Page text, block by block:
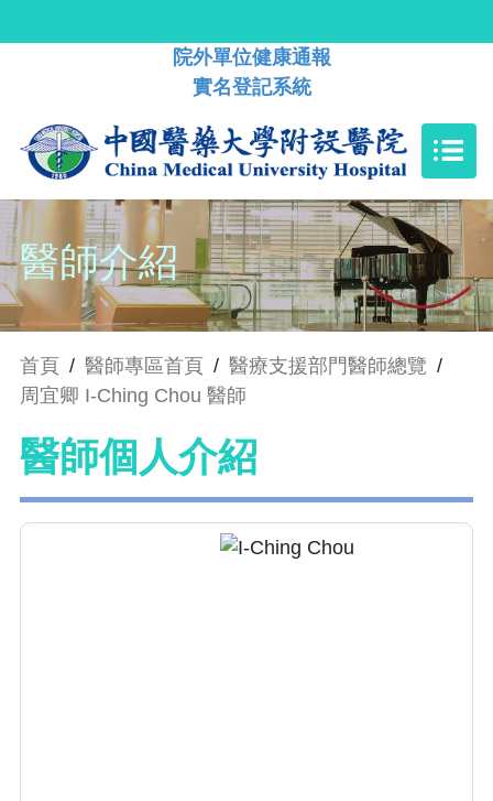
院外單位健康通報
實名登記系統
醫師介紹
首頁 / 醫師專區首頁 / 醫療支援部門醫師總覽 /
周宜卿 I-Ching Chou 醫師
醫師個人介紹